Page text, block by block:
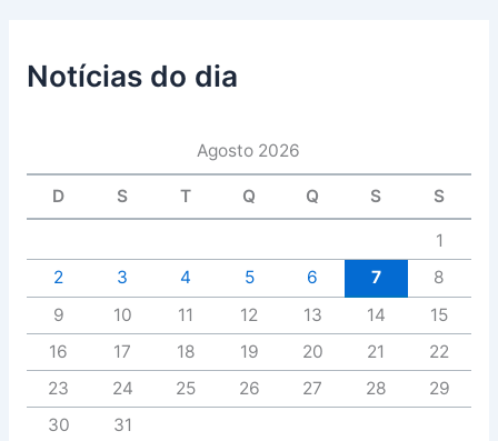
Notícias do dia
Agosto 2026
D S T Q Q S S
1
2
3 4 5 6 7
8
9
10 11 12 13 14
15
16
17 18 19 20 21
22
23
24 25 26 27 28
29
30
31